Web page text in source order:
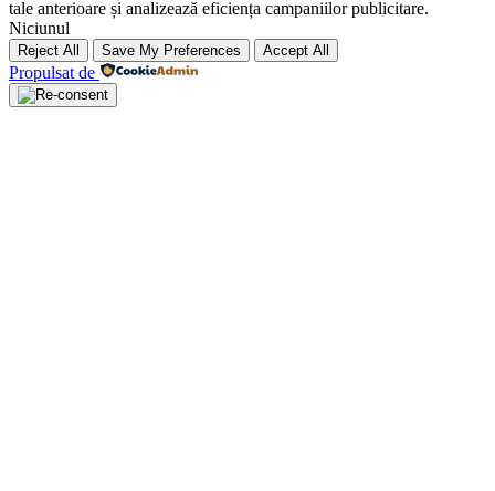
tale anterioare și analizează eficiența campaniilor publicitare.
Niciunul
Reject All Save My Preferences Accept All
Propulsat de